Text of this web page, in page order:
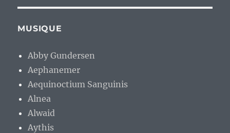
MUSIQUE
Abby Gundersen
Aephanemer
Aequinoctium Sanguinis
Alnea
Alwaid
Aythis